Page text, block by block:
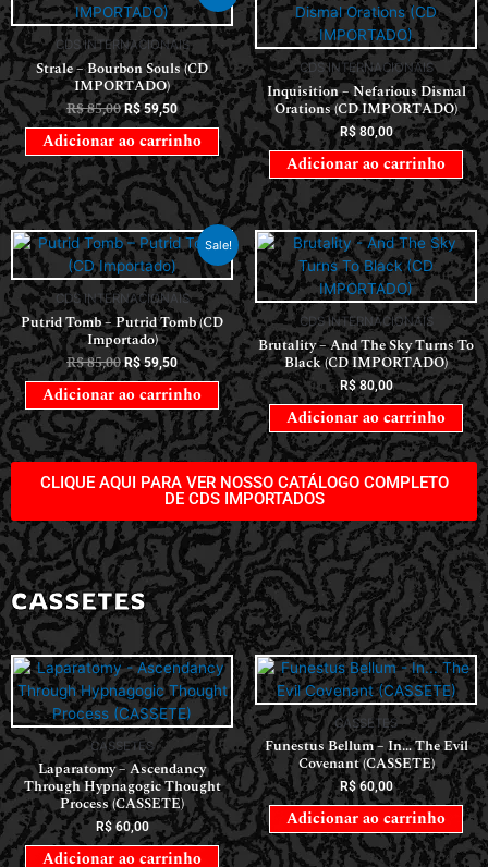
CDS INTERNACIONAIS
Strale – Bourbon Souls (CD
IMPORTADO)
R$85,00 R$59,50
Adicionar ao carrinho
CDS INTERNACIONAIS
Inquisition – Nefarious Dismal
Orations (CD IMPORTADO)
R$80,00
Adicionar ao carrinho
Sale!
CDS INTERNACIONAIS
Putrid Tomb – Putrid Tomb (CD
Importado)
R$85,00 R$59,50
Adicionar ao carrinho
CDS INTERNACIONAIS
Brutality – And The Sky Turns To
Black (CD IMPORTADO)
R$80,00
Adicionar ao carrinho
CLIQUE AQUI PARA VER NOSSO CATÁLOGO COMPLETO
DE CDS IMPORTADOS
CASSETES
CASSETES
Laparatomy – Ascendancy
Through Hypnagogic Thought
Process (CASSETE)
R$60,00
Adicionar ao carrinho
CASSETES
Funestus Bellum – In… The Evil
Covenant (CASSETE)
R$60,00
Adicionar ao carrinho